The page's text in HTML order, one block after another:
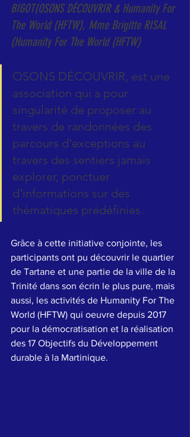
BIGOT(OSONS DÉCOUVRIR & Humanity For
The World (HFTW), Mme Brigitte RISAL
(Humanity For The World (HFTW)
OSONS DÉCOUVRIR, est une
association qui a pour
singularité de proposer au
travers de randonnées des
parcours d'exceptions au
travers des sentiers jamais
explorer, ponctuer
d'informations sur des
thématiques prédéfinies.
Grâce à cette initiative conjointe, les
participants ont pu découvrir le quartier
de Tartane et une partie de la ville de la
Trinité dans son écrin le plus pure, mais
aussi, les activités de Humanity For The
World (HFTW) qui oeuvre depuis 2017
pour la démocratisation et la réalisation
des 17 Objectifs du Développement
durable à la Martinique.